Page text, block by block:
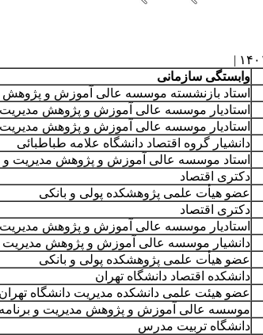
وابستگی سازمانی
استاد بازنشسته موسسه عالی آموزش و پژوهش
استادیار موسسه عالی آموزش و پژوهش مدیریت
استادیار موسسه عالی آموزش و پژوهش مدیریت
دانشیار گروه اقتصاد دانشگاه علامه طباطبائی
استاد موسسه عالی آموزش و پژوهش مدیریت و
دکتری اقتصاد
عضو هیأت علمی پژوهشکده پولی و بانکی
دکتری اقتصاد
استادیار موسسه عالی آموزش و پژوهش مدیریت
دانشیار موسسه عالی آموزش و پژوهش مدیریت
عضو هیأت علمی پژوهشکده پولی و بانکی
دانشکده اقتصاد دانشگاه تهران
عضو هیئت علمی دانشکده مدیریت دانشگاه تهران
موسسه عالی آموزش و پژوهش مدیریت و
دانشگاه تربیت مدرس